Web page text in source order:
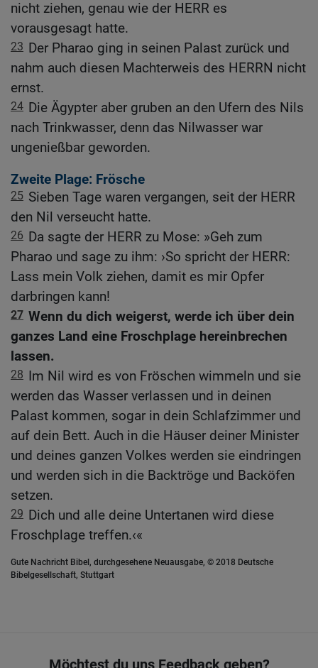
nicht ziehen, genau wie der HERR es
vorausgesagt hatte.
23 Der Pharao ging in seinen Palast zurück und
nahm auch diesen Machterweis des HERRN nicht
ernst.
24 Die Ägypter aber gruben an den Ufern des Nils
nach Trinkwasser, denn das Nilwasser war
ungenießbar geworden.
Zweite Plage: Frösche
25 Sieben Tage waren vergangen, seit der HERR
den Nil verseucht hatte.
26 Da sagte der HERR zu Mose: »Geh zum
Pharao und sage zu ihm: ›So spricht der HERR:
Lass mein Volk ziehen, damit es mir Opfer
darbringen kann!
27 Wenn du dich weigerst, werde ich über dein
ganzes Land eine Froschplage hereinbrechen
lassen.
28 Im Nil wird es von Fröschen wimmeln und sie
werden das Wasser verlassen und in deinen
Palast kommen, sogar in dein Schlafzimmer und
auf dein Bett. Auch in die Häuser deiner Minister
und deines ganzen Volkes werden sie eindringen
und werden sich in die Backtröge und Backöfen
setzen.
29 Dich und alle deine Untertanen wird diese
Froschplage treffen.‹«
Gute Nachricht Bibel, durchgesehene Neuausgabe, © 2018 Deutsche
Bibelgesellschaft, Stuttgart
Möchtest du uns Feedback geben?